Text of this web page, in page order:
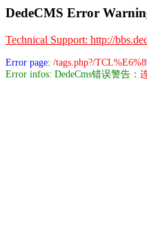
DedeCMS Error
Technical Support: http://
Error page: /tags.php?/
Error infos: DedeCms错误警告：